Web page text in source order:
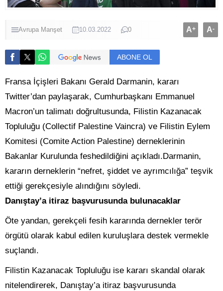
Avrupa Manşet 10.03.2022 0 A+ A-
ABONE OL
Fransa İçişleri Bakanı Gerald Darmanin, kararı
Twitter’dan paylaşarak, Cumhurbaşkanı Emmanuel
Macron’un talimatı doğrultusunda, Filistin Kazanacak
Topluluğu (Collectif Palestine Vaincra) ve Filistin Eylem
Komitesi (Comite Action Palestine) derneklerinin
Bakanlar Kurulunda feshedildiğini açıkladı.Darmanin,
kararın derneklerin “nefret, şiddet ve ayrımcılığa” teşvik
ettiği gerekçesiyle alındığını söyledi.
Danıştay’a itiraz başvurusunda bulunacaklar
Öte yandan, gerekçeli fesih kararında dernekler terör
örgütü olarak kabul edilen kuruluşlara destek vermekle
suçlandı.
Filistin Kazanacak Topluluğu ise kararı skandal olarak
nitelendirerek, Danıştay’a itiraz başvurusunda